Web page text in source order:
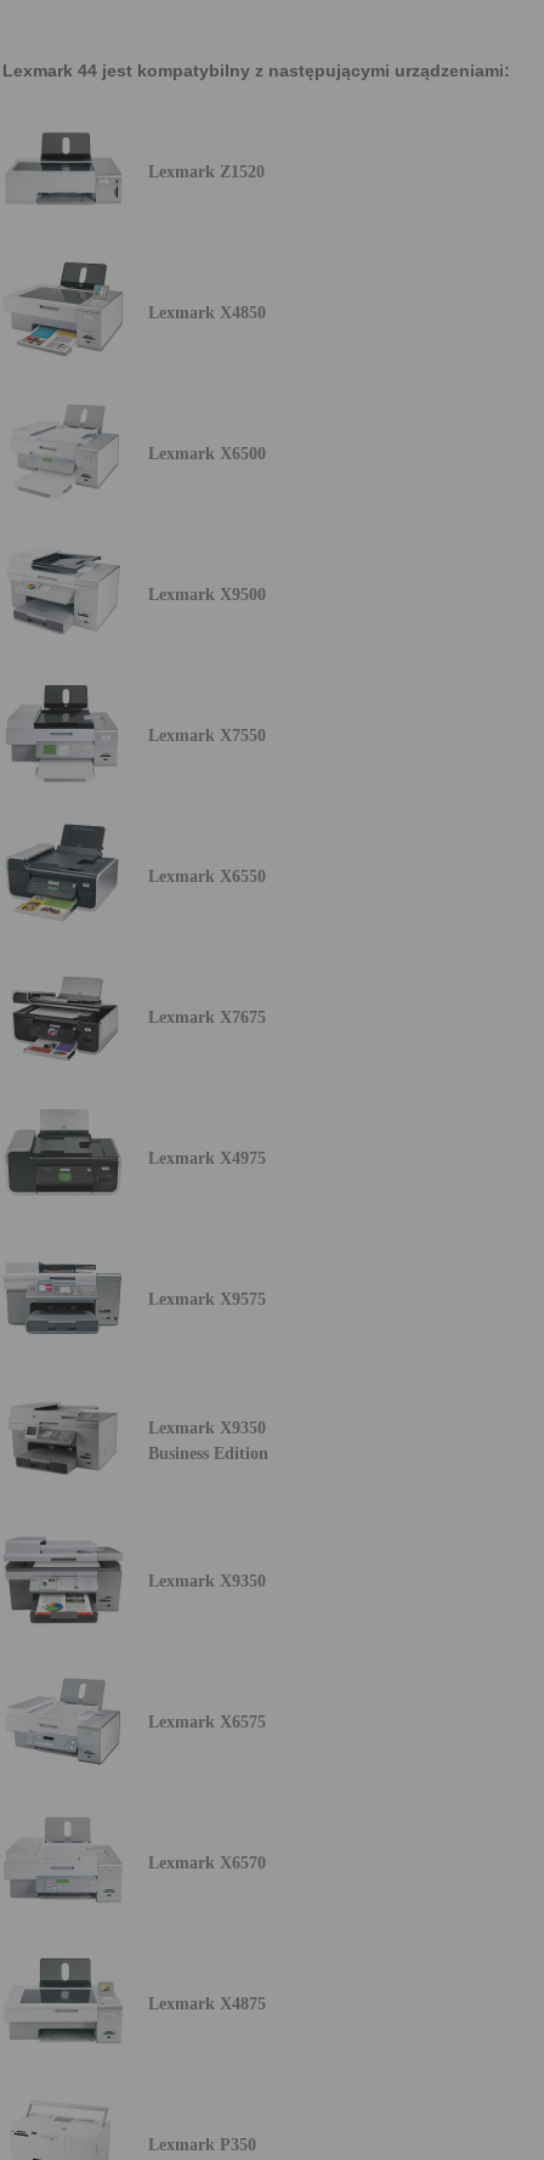
Lexmark 44 jest kompatybilny z następującymi urządzeniami:
Lexmark Z1520
Lexmark X4850
Lexmark X6500
Lexmark X9500
Lexmark X7550
Lexmark X6550
Lexmark X7675
Lexmark X4975
Lexmark X9575
Lexmark X9350
Business Edition
Lexmark X9350
Lexmark X6575
Lexmark X6570
Lexmark X4875
Lexmark P350